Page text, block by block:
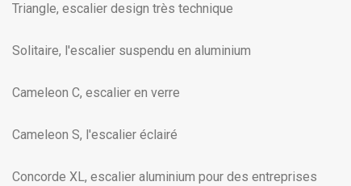
Triangle, escalier design très technique
Solitaire, l'escalier suspendu en aluminium
Cameleon C, escalier en verre
Cameleon S, l'escalier éclairé
Concorde XL, escalier aluminium pour des entreprises